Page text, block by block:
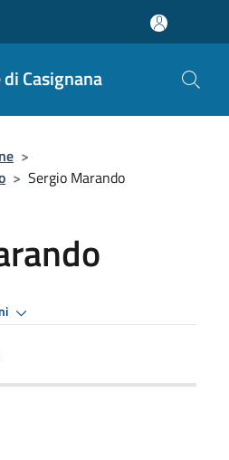
Casignana
>
> Sergio Marando